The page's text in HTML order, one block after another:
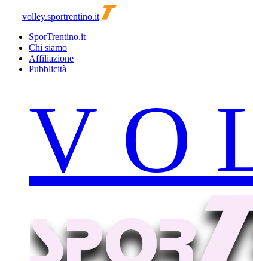
volley.sportrentino.it
SporTrentino.it
Chi siamo
Affiliazione
Pubblicità